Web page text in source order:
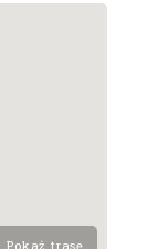
Pokaż trasę